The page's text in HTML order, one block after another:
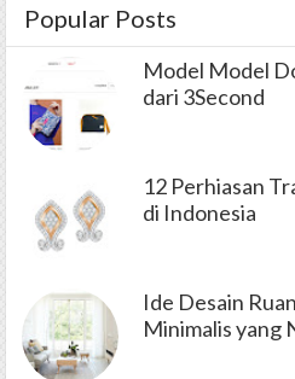
Popular Posts
Model Model
dari 3Second
12 Perhiasan
di Indonesia
Ide Desain
Minimalis yang